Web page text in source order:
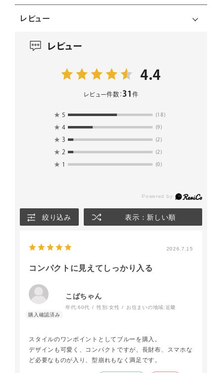
レビュー
レビュー
4.4
レビュー件数：31 件
★ 5 (18)
★ 4 (9)
★ 3 (2)
★ 2 (2)
★ 1 (0)
絞り込み 表示：新しい順
2026.7.15
コンパクトに見えてしっかり入る
こばちゃん
年代:60代 性別:女性 お住まいの地域:近畿
スタイルのワンポイントとしてブルーを購入。
デザインも可愛く、コンパクトですが、長財布、スマホな
ど必要なものが入り、型崩れもなく満足です。